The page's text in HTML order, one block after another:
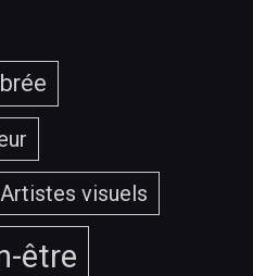
Artistes visuels
être